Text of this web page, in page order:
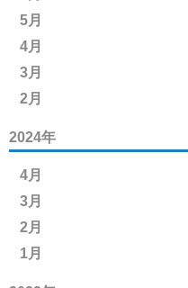
5月
4月
3月
2月
2024年
4月
3月
2月
1月